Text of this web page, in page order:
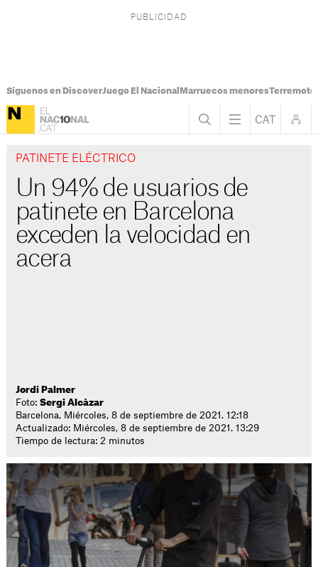
Síguenos en DiscoverJuego El Nacional Marruecos menoresTerremoto
PATINETE ELÉCTRICO
Un 94% de usuarios de
patinete en Barcelona
exceden la velocidad en
acera
Jordi Palmer
Foto:Sergi Alcàzar
Barcelona. Miércoles, 8 de septiembre de 2021. 12:18
Actualizado: Miércoles, 8 de septiembre de 2021. 13:29
Tiempo de lectura: 2 minutos